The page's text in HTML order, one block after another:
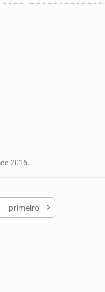
2016.
primeiro